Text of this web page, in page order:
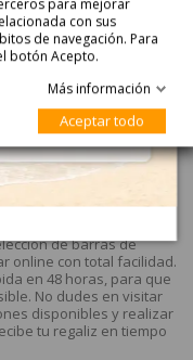
L Grande
SAET son barras de
de azúcar y sin
de regaliz?
de barras de
online con total facilidad.
en 48 horas, para que
No dudes en visitar
disponibles y realizar
tu regaliz en tiempo
para mejorar
con sus
de navegación. Para
botón Acepto.
Más información
Aceptar todo